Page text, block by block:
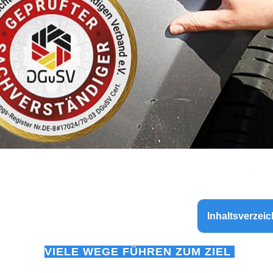
VIELE WEGE FÜHREN ZUM ZIEL